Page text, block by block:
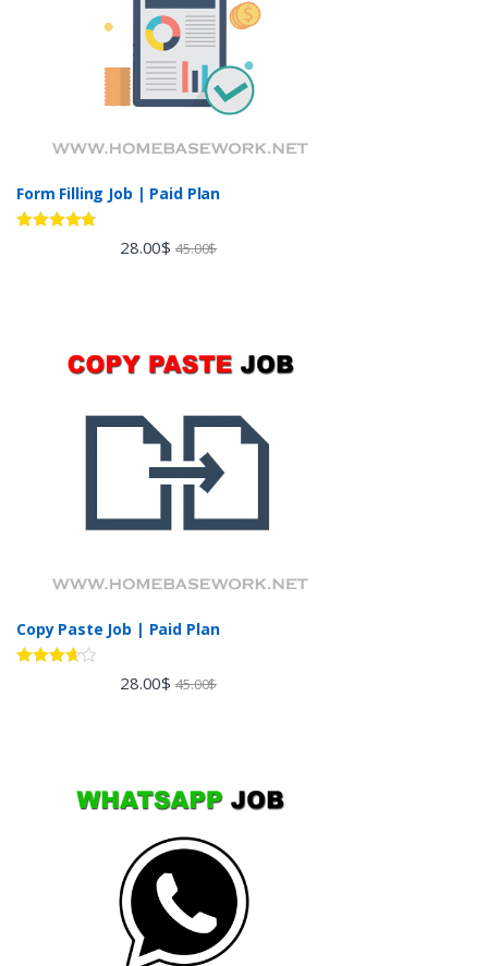
Form Filling Job | Paid Plan
28.00$ 45.00$
Copy Paste Job | Paid Plan
28.00$ 45.00$